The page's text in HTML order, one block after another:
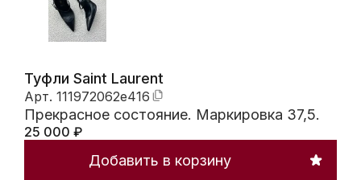
Туфли Saint Laurent
Арт. 111972062e416
Прекрасное состояние. Маркировка 37,5.
25 000 ₽
Добавить в корзину